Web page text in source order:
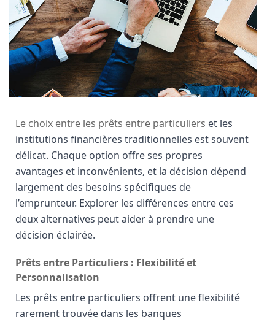
Le choix entre les prêts entre particuliers et les
institutions financières traditionnelles est souvent
délicat. Chaque option offre ses propres
avantages et inconvénients, et la décision dépend
largement des besoins spécifiques de
l’emprunteur. Explorer les différences entre ces
deux alternatives peut aider à prendre une
décision éclairée.
Prêts entre Particuliers : Flexibilité et
Personnalisation
Les prêts entre particuliers offrent une flexibilité
rarement trouvée dans les banques